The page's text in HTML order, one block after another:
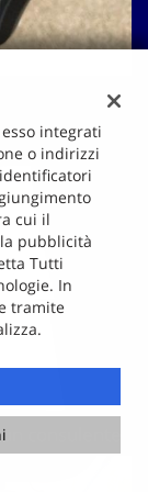
consulente
integrati
o indirizzi
cui il
pubblicità
Tutti
In
tramite